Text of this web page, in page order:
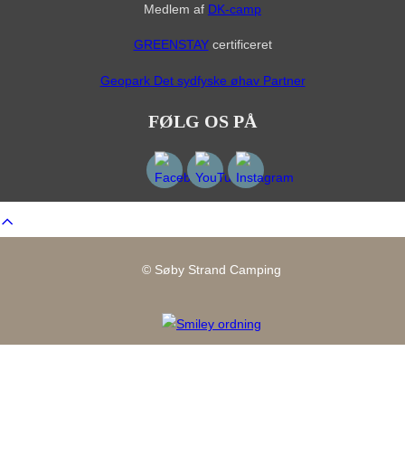
Medlem af DK-camp
GREENSTAYcertificeret
Geopark Det sydfyske øhav Partner
FØLG OS PÅ
© Søby Strand Camping